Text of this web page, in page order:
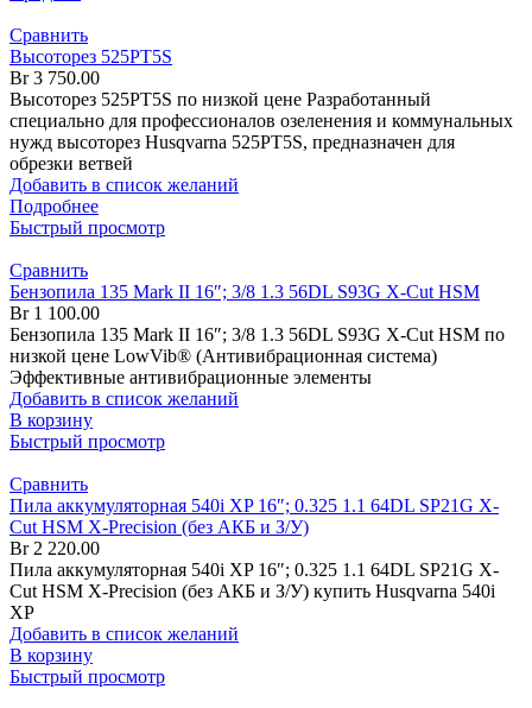
Сравнить
Высоторез 525PT5S
Br3 750.00
Высоторез 525PT5S по низкой цене Разработанный
специально для профессионалов озеленения и коммунальных
нужд высоторез Husqvarna 525PT5S, предназначен для
обрезки ветвей
Добавить в список желаний
Подробнее
Быстрый просмотр
Сравнить
Бензопила 135 Mark II 16″; 3/8 1.3 56DL S93G X-Cut HSM
Br1 100.00
Бензопила 135 Mark II 16″; 3/8 1.3 56DL S93G X-Cut HSM по
низкой цене LowVib® (Антивибрационная система)
Эффективные антивибрационные элементы
Добавить в список желаний
В корзину
Быстрый просмотр
Сравнить
Пила аккумуляторная 540i XP 16″; 0.325 1.1 64DL SP21G X-
Cut HSM X-Precision (без АКБ и З/У)
Br2 220.00
Пила аккумуляторная 540i XP 16″; 0.325 1.1 64DL SP21G X-
Cut HSM X-Precision (без АКБ и З/У) купить Husqvarna 540i
XP
Добавить в список желаний
В корзину
Быстрый просмотр